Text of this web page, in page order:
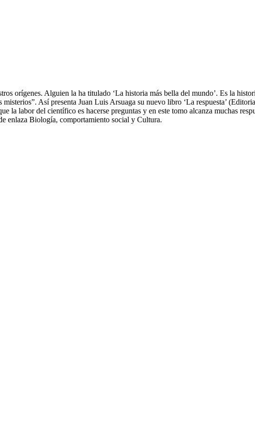
orígenes. Alguien la ha titulado ‘La historia más bella del mundo’. Es la
Así presenta Juan Luis Arsuaga su nuevo libro ‘La respuesta’
la labor del científico es hacerse preguntas y en este tomo alcanza muchas
enlaza Biología, comportamiento social y Cultura.